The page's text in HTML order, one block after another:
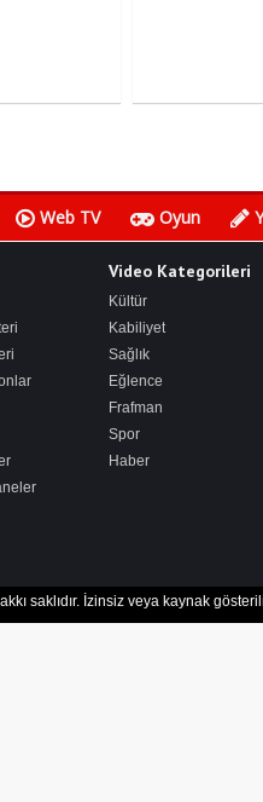
Web TV Oyun
Video Kategorileri
Kültür
Kabiliyet
Sağlık
Eğlence
Frafman
Spor
Haber
saklıdır. İzinsiz veya kaynak